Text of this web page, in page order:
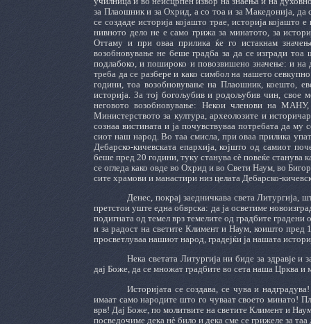
за Плаошник и за Охрид, а со тоа и за Македонија,
се создаде историја којашто трае, историја
нивното дело не е само грижа за минатото, за
Оттаму и при оваа прилика ќе го истакнам
возобновување не беше градба за да се изгради
подлабоко, и пошироко и повозвишено значење: и
треба да се разбере и како симбол на нашето
години, тоа возобновување на Плаошник, коешто,
историја. За тој богољубив и родољубив чин, свое
неговото возобновување: Некои членови на
Министерството за култура, археолозите и
сознаа вистината и ја почувствуваа потребата да
сиот наш народ. Во таа смисла, при оваа прилика
Дебарско-кичевската епархија, којшто од самиот
беше пред 20 години, туку станува сè повеќе станува
се огледа како овде во Охрид и во Свети Наум, во
сите храмови и манастири низ целата Дебарско-
Денес, покрај заедничкава света Литургија,
претстои уште една обврска: да ја осветиме
подигната од темел врз темелите од градбите
и за радост на светите Климент и Наум, коишто пред
просветлуваа нашиот народ, градејќи ја нашата
Нека светата Литургија ни биде за здравје
дај Боже, да се множат градбите во сета наша Црква
Историјата се создава, се чува и
имаат само народите што го чуваат своето минато!
врв! Дај Боже, по молитвите на светите Климент и
посведочиме дека нè било и дека сме се грижеле за